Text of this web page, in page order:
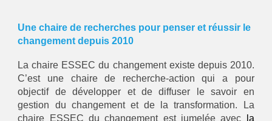
Une chaire de recherches pour penser et réussir le
changement depuis 2010
La chaire ESSEC du changement existe depuis 2010.
C’est une chaire de recherche-action qui a pour
objectif de développer et de diffuser le savoir en
gestion du changement et de la transformation. La
chaire ESSEC du changement est jumelée avec
la